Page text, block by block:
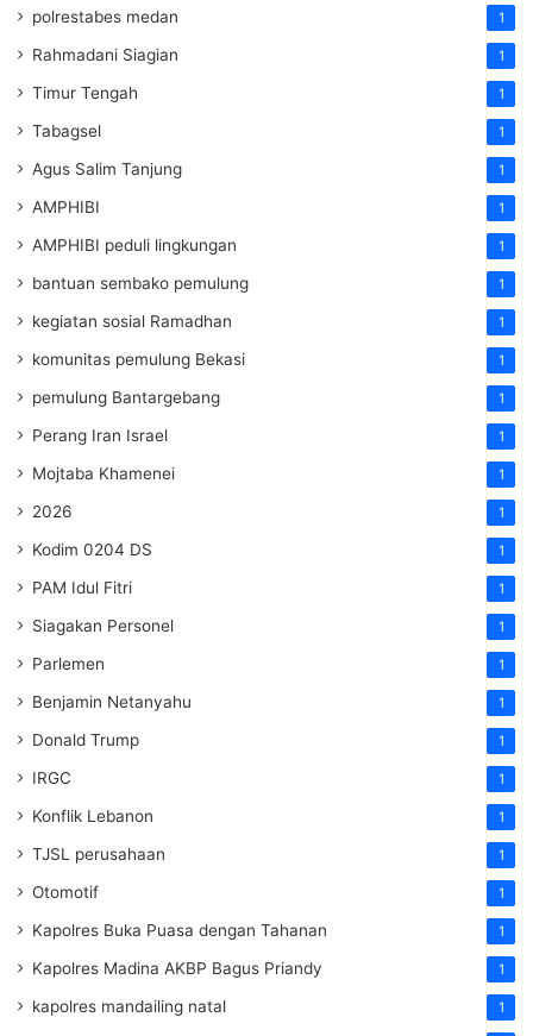
polrestabes medan 1
Rahmadani Siagian 1
Timur Tengah 1
Tabagsel 1
Agus Salim Tanjung 1
AMPHIBI 1
AMPHIBI peduli lingkungan 1
bantuan sembako pemulung 1
kegiatan sosial Ramadhan 1
komunitas pemulung Bekasi 1
pemulung Bantargebang 1
Perang Iran Israel 1
Mojtaba Khamenei 1
2026 1
Kodim 0204 DS 1
PAM Idul Fitri 1
Siagakan Personel 1
Parlemen 1
Benjamin Netanyahu 1
Donald Trump 1
IRGC 1
Konflik Lebanon 1
TJSL perusahaan 1
Otomotif 1
Kapolres Buka Puasa dengan Tahanan 1
Kapolres Madina AKBP Bagus Priandy 1
kapolres mandailing natal 1